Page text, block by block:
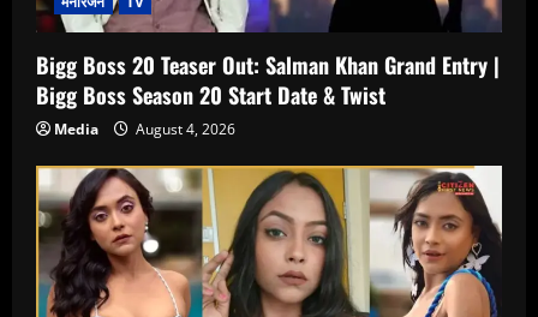
Bigg Boss 20 Teaser Out: Salman Khan Grand Entry |
Bigg Boss Season 20 Start Date & Twist
Media August 4, 2026